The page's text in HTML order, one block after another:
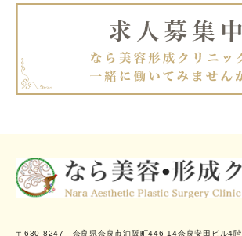
〒630-8247 奈良県奈良市油阪町446-14奈良安田ビル4階